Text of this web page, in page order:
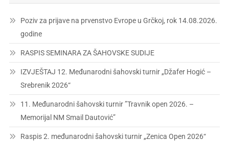
Poziv za prijave na prvenstvo Evrope u Grčkoj, rok 14.08.2026.
godine
RASPIS SEMINARA ZA ŠAHOVSKE SUDIJE
IZVJEŠTAJ 12. Međunarodni šahovski turnir „Džafer Hogić –
Srebrenik 2026“
11. Međunarodni šahovski turnir ”Travnik open 2026. –
Memorijal NM Smail Dautović”
Raspis 2. međunarodni šahovski turnir „Zenica Open 2026“